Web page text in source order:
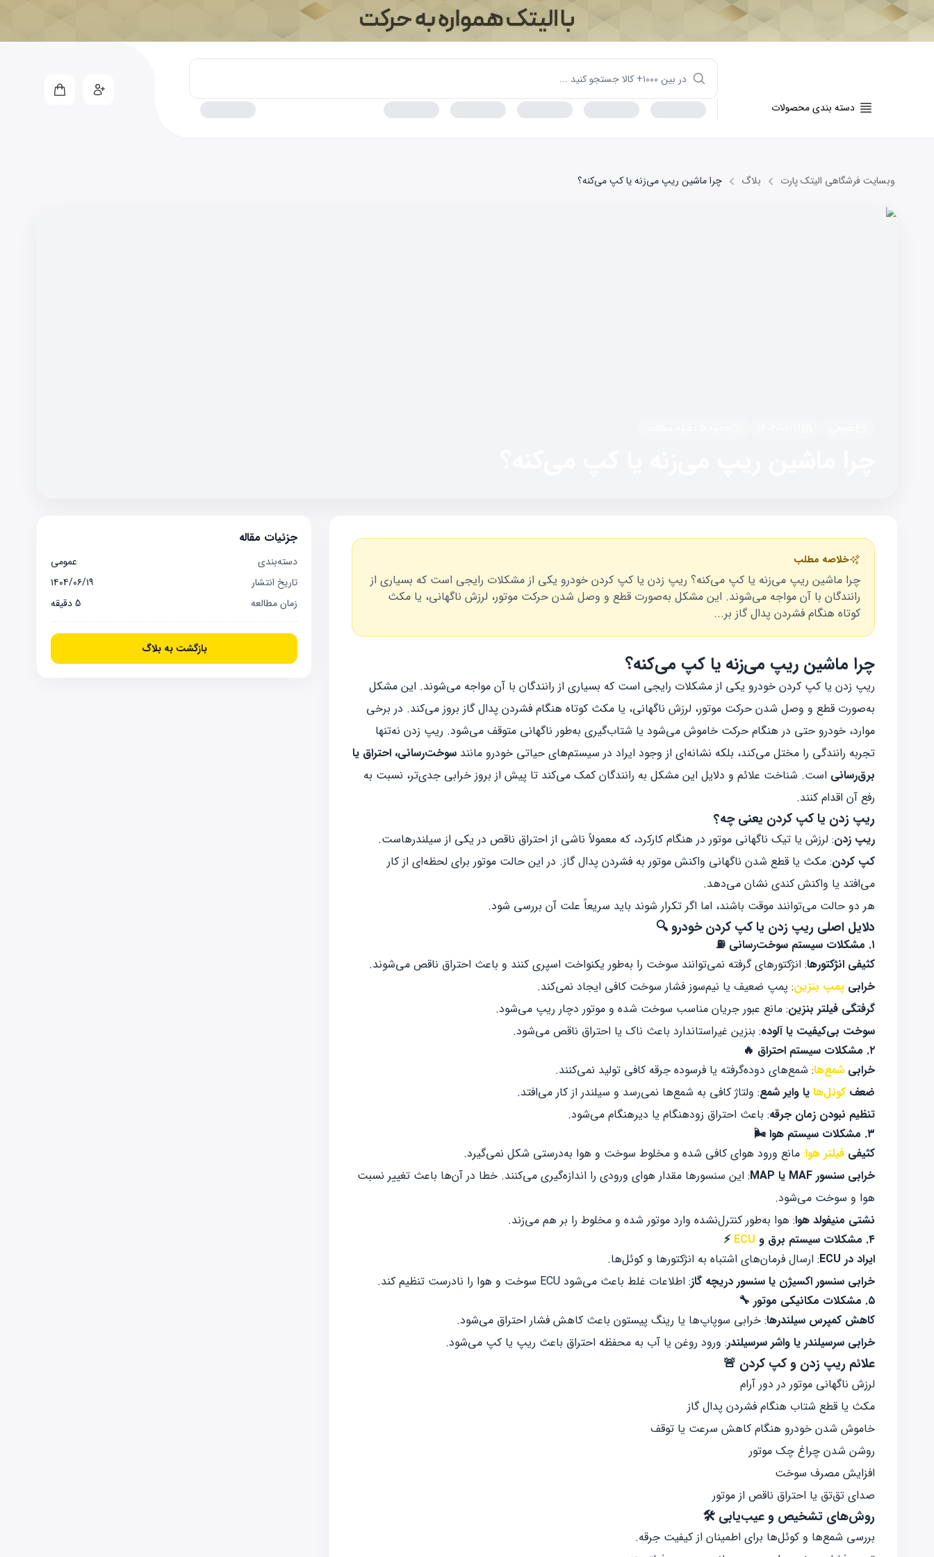
دسته بندی محصولات
وبسایت فرشگاهی الیتک پارت بلاگ چرا ماشین ریپ می‌زنه یا کپ می‌کنه؟
خلاصه مطلب
چرا ماشین ریپ می‌زنه یا کپ می‌کنه؟ ریپ زدن یا کپ کردن خودرو یکی از مشکلات رایجی است که بسیاری از
رانندگان با آن مواجه می‌شوند. این مشکل به‌صورت قطع و وصل شدن حرکت موتور، لرزش ناگهانی، یا مکث
کوتاه هنگام فشردن پدال گاز بر...
چرا ماشین ریپ می‌زنه یا کپ می‌کنه؟
ریپ زدن یا کپ کردن خودرو یکی از مشکلات رایجی است که بسیاری از رانندگان با آن مواجه می‌شوند. این مشکل
به‌صورت قطع و وصل شدن حرکت موتور، لرزش ناگهانی، یا مکث کوتاه هنگام فشردن پدال گاز بروز می‌کند. در برخی
موارد، خودرو حتی در هنگام حرکت خاموش می‌شود یا شتاب‌گیری به‌طور ناگهانی متوقف می‌شود. ریپ زدن نه‌تنها
تجربه رانندگی را مختل می‌کند، بلکه نشانه‌ای از وجود ایراد در سیستم‌های حیاتی خودرو مانند سوخت‌رسانی، احتراق یا
برق‌رسانی است. شناخت علائم و دلایل این مشکل به رانندگان کمک می‌کند تا پیش از بروز خرابی جدی‌تر، نسبت به
رفع آن اقدام کنند.
ریپ زدن یا کپ کردن یعنی چه؟
ریپ زدن: لرزش یا تیک ناگهانی موتور در هنگام کارکرد، که معمولاً ناشی از احتراق ناقص در یکی از سیلندرهاست.
کپ کردن: مکث یا قطع شدن ناگهانی واکنش موتور به فشردن پدال گاز. در این حالت موتور برای لحظه‌ای از کار
می‌افتد یا واکنش کندی نشان می‌دهد.
هر دو حالت می‌توانند موقت باشند، اما اگر تکرار شوند باید سریعاً علت آن بررسی شود.
دلایل اصلی ریپ زدن یا کپ کردن خودرو 🔍
۱. مشکلات سیستم سوخت‌رسانی ⛽
کثیفی انژکتورها: انژکتورهای گرفته نمی‌توانند سوخت را به‌طور یکنواخت اسپری کنند و باعث احتراق ناقص می‌شوند.
خرابی پمپ بنزین: پمپ ضعیف یا نیم‌سوز فشار سوخت کافی ایجاد نمی‌کند.
گرفتگی فیلتر بنزین: مانع عبور جریان مناسب سوخت شده و موتور دچار ریپ می‌شود.
سوخت بی‌کیفیت یا آلوده: بنزین غیراستاندارد باعث ناک یا احتراق ناقص می‌شود.
۲. مشکلات سیستم احتراق 🔥
خرابی شمع‌ها: شمع‌های دوده‌گرفته یا فرسوده جرقه کافی تولید نمی‌کنند.
ضعف کوئل‌ها یا وایر شمع: ولتاژ کافی به شمع‌ها نمی‌رسد و سیلندر از کار می‌افتد.
تنظیم نبودن زمان جرقه: باعث احتراق زودهنگام یا دیرهنگام می‌شود.
۳. مشکلات سیستم هوا 🌬️
کثیفی فیلتر هوا: مانع ورود هوای کافی شده و مخلوط سوخت و هوا به‌درستی شکل نمی‌گیرد.
خرابی سنسور MAF یا MAP
: این سنسورها مقدار هوای ورودی را اندازه‌گیری می‌کنند. خطا در آن‌ها باعث تغییر نسبت
هوا و سوخت می‌شود.
نشتی منیفولد هوا: هوا به‌طور کنترل‌نشده وارد موتور شده و مخلوط را بر هم می‌زند.
۴. مشکلات سیستم برق و
ECU
⚡
ایراد در ECU
: ارسال فرمان‌های اشتباه به انژکتورها و کوئل‌ها.
خرابی سنسور اکسیژن یا سنسور دریچه گاز: اطلاعات غلط باعث می‌شود ECU سوخت و هوا را نادرست تنظیم کند.
۵. مشکلات مکانیکی موتور 🔧
کاهش کمپرس سیلندرها: خرابی سوپاپ‌ها یا رینگ پیستون باعث کاهش فشار احتراق می‌شود.
خرابی سرسیلندر یا واشر سرسیلندر: ورود روغن یا آب به محفظه احتراق باعث ریپ یا کپ می‌شود.
علائم ریپ زدن و کپ کردن 🚨
لرزش ناگهانی موتور در دور آرام
مکث یا قطع شتاب هنگام فشردن پدال گاز
خاموش شدن خودرو هنگام کاهش سرعت یا توقف
روشن شدن چراغ چک موتور
افزایش مصرف سوخت
صدای تق‌تق یا احتراق ناقص از موتور
روش‌های تشخیص و عیب‌یابی 🛠️
بررسی شمع‌ها و کوئل‌ها برای اطمینان از کیفیت جرقه.
جزئیات مقاله
دسته‌بندی
عمومی
تاریخ انتشار
۱۴۰۴/۰۶/۱۹
زمان مطالعه
5دقیقه
بازگشت به بلاگ